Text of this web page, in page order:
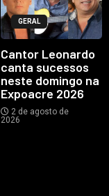
GERAL
Cantor Leonardo
canta sucessos
neste domingo na
Expoacre 2026
2 de agosto de
2026